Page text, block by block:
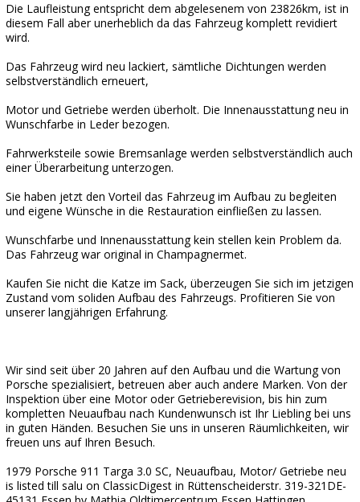
Die Laufleistung entspricht dem abgelesenem von 23826km, ist in
diesem Fall aber unerheblich da das Fahrzeug komplett revidiert
wird.
Das Fahrzeug wird neu lackiert, sämtliche Dichtungen werden
selbstverständlich erneuert,
Motor und Getriebe werden überholt. Die Innenausstattung neu in
Wunschfarbe in Leder bezogen.
Fahrwerksteile sowie Bremsanlage werden selbstverständlich auch
einer Überarbeitung unterzogen.
Sie haben jetzt den Vorteil das Fahrzeug im Aufbau zu begleiten
und eigene Wünsche in die Restauration einfließen zu lassen.
Wunschfarbe und Innenausstattung kein stellen kein Problem da.
Das Fahrzeug war original in Champagnermet.
Kaufen Sie nicht die Katze im Sack, überzeugen Sie sich im jetzigen
Zustand vom soliden Aufbau des Fahrzeugs. Profitieren Sie von
unserer langjährigen Erfahrung.
Wir sind seit über 20 Jahren auf den Aufbau und die Wartung von
Porsche spezialisiert, betreuen aber auch andere Marken. Von der
Inspektion über eine Motor oder Getrieberevision, bis hin zum
kompletten Neuaufbau nach Kundenwunsch ist Ihr Liebling bei uns
in guten Händen. Besuchen Sie uns in unseren Räumlichkeiten, wir
freuen uns auf Ihren Besuch.
1979 Porsche 911 Targa 3.0 SC, Neuaufbau, Motor/ Getriebe neu
is listed till salu on ClassicDigest in Rüttenscheiderstr. 319-321DE-